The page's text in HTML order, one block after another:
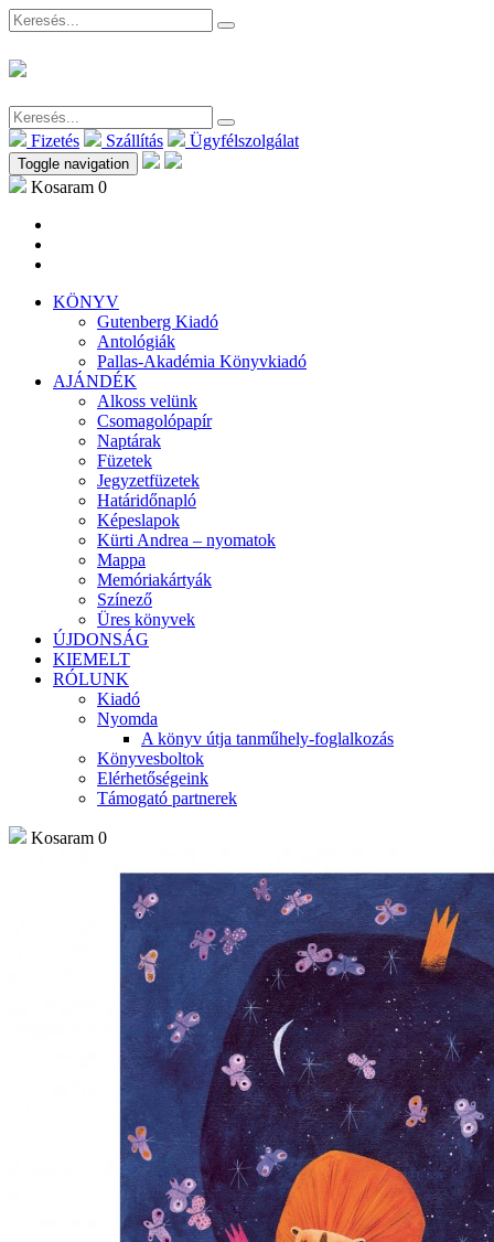
Fizetés Szállítás Ügyfélszolgálat
Toggle navigation
Kosaram 0
KÖNYV
Gutenberg Kiadó
Antológiák
Pallas-Akadémia Könyvkiadó
AJÁNDÉK
Alkoss velünk
Csomagolópapír
Naptárak
Füzetek
Jegyzetfüzetek
Határidőnapló
Képeslapok
Kürti Andrea – nyomatok
Mappa
Memóriakártyák
Színező
Üres könyvek
ÚJDONSÁG
KIEMELT
RÓLUNK
Kiadó
Nyomda
A könyv útja tanműhely-foglalkozás
Könyvesboltok
Elérhetőségeink
Támogató partnerek
Kosaram 0